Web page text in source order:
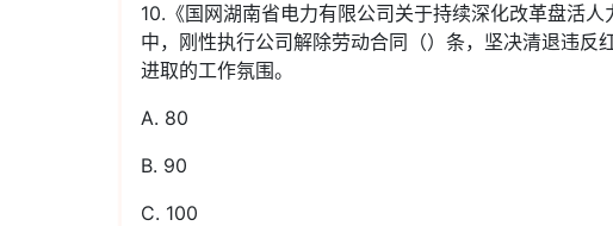
10.《国网湖南省电力有限公司关于持续深化改革盘活
中，刚性执行公司解除劳动合同（）条，坚决清退违反
进取的工作氛围。
A. 80
B. 90
C. 100